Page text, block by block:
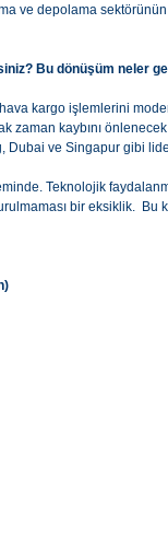
ve depolama sektörünün
Bu dönüşüm neler
kargo işlemlerini
zaman kaybını
ve Singapur gibi
Teknolojik
bir eksiklik.